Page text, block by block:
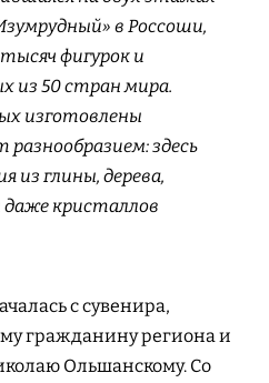
в Россоши,
фигурок и
из 50 стран мира.
изготовлены
здесь
из глины, дерева,
даже кристаллов
с сувенира,
гражданину региона и
Ольшанскому. Со